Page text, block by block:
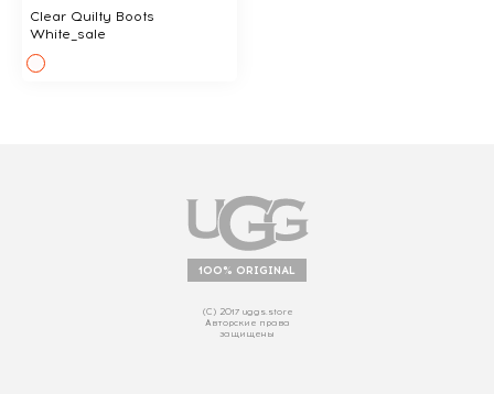
Clear Quilty Boots
White_sale
100% ORIGINAL
(С) 2017 uggs.store
Авторские права
защищены